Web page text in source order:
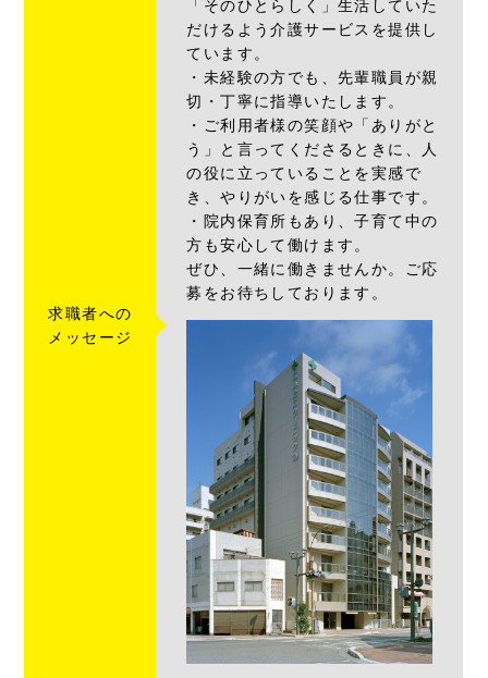
求職者への
メッセージ
「そのひとらしく」生活していた
だけるよう介護サービスを提供し
ています。
・未経験の方でも、先輩職員が親
切・丁寧に指導いたします。
・ご利用者様の笑顔や「ありがと
う」と言ってくださるときに、人
の役に立っていることを実感で
き、やりがいを感じる仕事です。
・院内保育所もあり、子育て中の
方も安心して働けます。
ぜひ、一緒に働きませんか。ご応
募をお待ちしております。